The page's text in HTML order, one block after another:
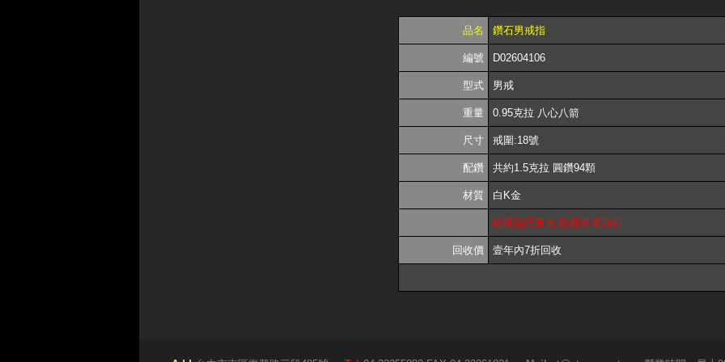
品名 鑽石男戒指
編號 D02604106
型式 男戒
重量 0.95克拉 八心八箭
尺寸 戒圍:18號
配鑽 共約1.5克拉 圓鑽94顆
材質 白K金
此商品已售出,歡迎來電詢問.
回收價 壹年內7折回收